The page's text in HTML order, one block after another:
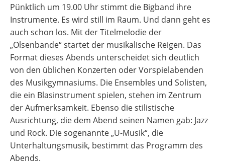
Pünktlich um 19.00 Uhr stimmt die Bigband ihre
Instrumente. Es wird still im Raum. Und dann geht es
auch schon los. Mit der Titelmelodie der
„Olsenbande“ startet der musikalische Reigen. Das
Format dieses Abends unterscheidet sich deutlich
von den üblichen Konzerten oder Vorspielabenden
des Musikgymnasiums. Die Ensembles und Solisten,
die ein Blasinstrument spielen, stehen im Zentrum
der Aufmerksamkeit. Ebenso die stilistische
Ausrichtung, die dem Abend seinen Namen gab: Jazz
und Rock. Die sogenannte „U-Musik“, die
Unterhaltungsmusik, bestimmt das Programm des
Abends.